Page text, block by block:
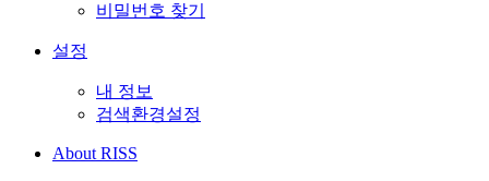
비밀번호 찾기
설정
내 정보
검색환경설정
About RISS